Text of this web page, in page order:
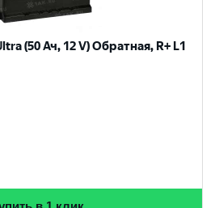
(50 Ач, 12 V) Обратная, R+ L1